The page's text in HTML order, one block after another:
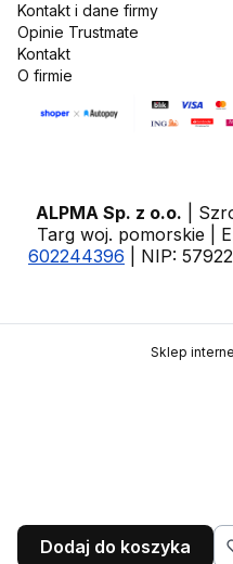
Kontakt i dane firmy
Opinie Trustmate
Kontakt
O firmie
ALPMA Sp. z o.o. |
Targ woj. pomorskie |
602244396 | NIP:
Sklep
Dodaj do koszyka